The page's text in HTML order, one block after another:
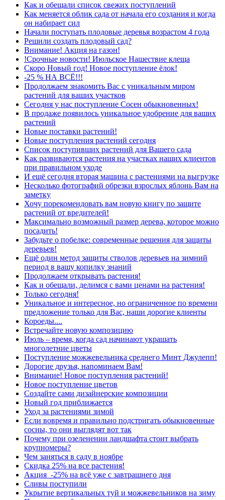
Как и обещали список свежих поступлений
Как меняется облик сада от начала его создания и когда
он набирает сил
Начали поступать плодовые деревья возрастом 4 года
Решили создать плодовый сад?
Внимание! Акция на газон!
!Срочные новости! Июльское Нашествие клеща
Скоро Новый год! Новое поступление ёлок!
-25 % НА ВСЁ!!!
Продолжаем знакомить Вас с уникальным миром
растений для ваших участков
Сегодня у нас поступление Сосен обыкновенных!
В продаже появилось уникальное удобрение для ваших
растений
Новые поставки растений!
Новые поступления растений сегодня
Список поступивших растений для Вашего сада
Как развиваются растения на участках наших клиентов
при правильном уходе
И ещё сегодня вторая машина с растениями на выгрузке
Несколько фотографий обрезки взрослых яблонь Вам на
заметку
Хочу порекомендовать вам новую книгу по защите
растений от вредителей!
Максимально возможный размер дерева, которое можно
посадить!
Забудьте о побелке: современные решения для защиты
деревьев!
Ещё один метод защиты стволов деревьев на зимний
период в вашу копилку знаний
Продолжаем открывать растения!
Как и обещали, делимся с вами ценами на растения!
Только сегодня!
Уникальное и интересное, но ограниченное по времени
предложение только для Вас, наши дорогие клиенты
Короеды....
Встречайте новую композицию
Июль – время, когда сад начинают украшать
многолетние цветы
Поступление можжевельника среднего Минт Джулепп!
Дорогие друзья, напоминаем Вам!
Внимание! Новое поступления растений!
Новое поступление цветов
Создайте сами дизайнерские композиции
Новый год приближается
Уход за растениями зимой
Если вовремя и правильно подстригать обыкновенные
сосны, то они выглядят вот так
Почему при озеленении ландшафта стоит выбрать
крупномеры?
Чем заняться в саду в ноябре
Скидка 25% на все растения!
Акция -25% на всё уже с завтрашнего дня
Сливы поступили
Укрытие вертикальных туй и можжевельников на зиму